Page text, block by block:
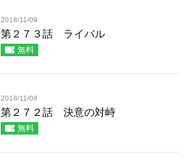
2018/11/09
第２７３話 ライバル
無料
2018/11/09
第２７２話 決意の対峙
無料